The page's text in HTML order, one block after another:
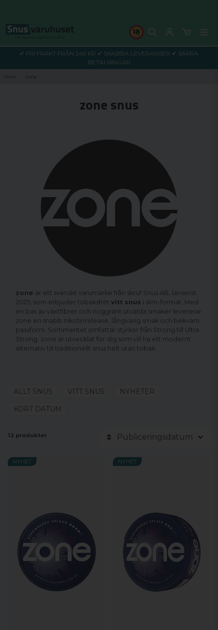
✔ FRI FRAKT FRÅN 249 KR ✔ SNABBA LEVERANSER ✔ SÄKRA
BETALNINGAR
Hem zone
zone snus
zone är ett svenskt varumärke från skruf Snus AB , lanserat
2025, som erbjuder tobaksfritt vitt snus i slim-format. Med
en bas av växtfibrer och noggrant utvalda smaker levererar
zone en snabb nikotinrelease, långvarig smak och bekväm
passform. Sortimentet omfattar styrkor från Strong till Ultra
Strong. zone är utvecklat för dig som vill ha ett modernt
alternativ till traditionellt snus helt utan tobak.
ALLT SNUS VITT SNUS
NYHETER
KORT DATUM
12 produkter Publiceringsdatum
NYHET NYHET